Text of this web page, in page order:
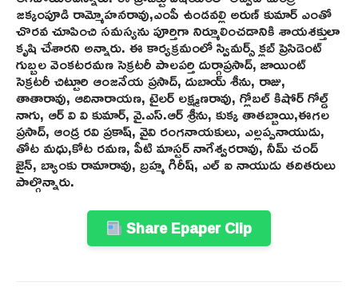
జక్కంపూడి రామ్మోహనరావు,ఎంపీ ఉండవల్లి అరుణ్ కుమార్ ఎంతో
చొరవ చూపించి సమస్యను పూర్తిగా నిర్మూలించడానికి శాయశక్తులా
కృషి చేశారని అన్నారు. ఈ కార్యక్రమంలో స్విమర్స్ క్లబ్ ప్రెసిడెంట్
గుబ్బల వెంకటరమణ సెక్రటరీ పాలపర్తి దుర్గాప్రసాద్, జాయింట్
సెక్రటరీ చిట్టూరి ఆంజనేయ ప్రసాద్, దుబాయ్ శీను, రాజు,
తాతారావు, ఆదినారాయణ, టైలర్ లక్ష్మణరావు, గ్లోబల్ కిషోర్ గోల్డ్
నాగు, ఆర్ వి వి కుమార్, వై.ఎస్.ఆర్ శ్రీను, కుక్క తాతబ్బాయి,ఈగల
ప్రసాద్, ఆండ్ర రవి ప్రకాష్, వైవి రంగనాయకులు, ఎల్లప్పనాయుడు,
తోట మధు,కోట రమణ, పీటి మాస్టర్ నాగేశ్వరరావు, నీమ్ చంద్
జైన్, బ్యాంకు రామారావు, బ్రహ్మ గిరీష్, ఎల్ ఐ నాయుడు తదితరులు
పాల్గొన్నారు.
Share Epaper Clip